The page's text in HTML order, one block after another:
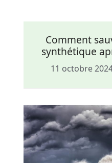
Comment
synthétique
11 octobre